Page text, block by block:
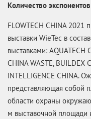
Количество
FLOWTECH CHINA 2021
выставки WieTec в
выставками: AQUATECH
CHINA WASTE, BUILDEX
INTELLIGENCE CHINA.
представляющая собой
области охраны
м выставочной площади